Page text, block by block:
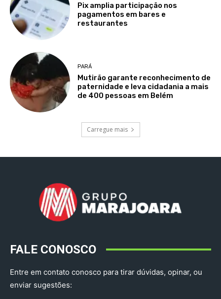
Pix amplia participação nos
pagamentos em bares e
restaurantes
PARÁ
Mutirão garante reconhecimento de
paternidade e leva cidadania a mais
de 400 pessoas em Belém
Carregue mais
FALE CONOSCO
Entre em contato conosco para tirar dúvidas, opinar, ou
enviar sugestões: